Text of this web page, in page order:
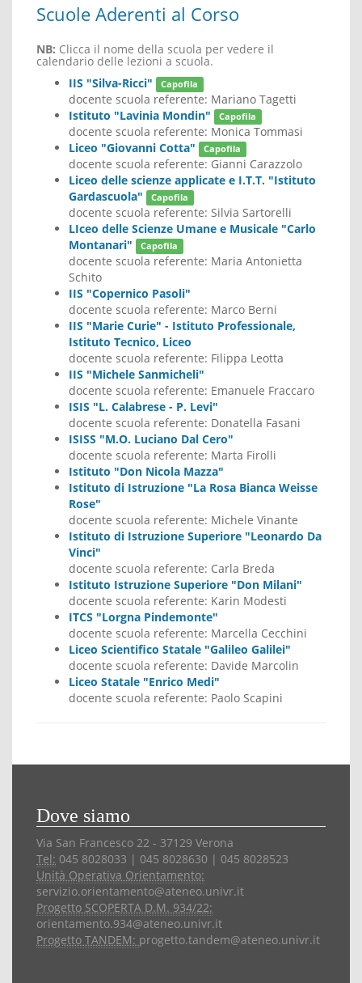
Scuole Aderenti al Corso
NB: Clicca il nome della scuola per vedere il
calendario delle lezioni a scuola.
IIS "Silva-Ricci"
Capofila
docente scuola referente: Mariano Tagetti
Istituto "Lavinia Mondin"
Capofila
docente scuola referente: Monica Tommasi
Liceo "Giovanni Cotta"
Capofila
docente scuola referente: Gianni Carazzolo
Liceo delle scienze applicate e I.T.T. "Istituto
Gardascuola"
Capofila
docente scuola referente: Silvia Sartorelli
LIceo delle Scienze Umane e Musicale "Carlo
Montanari"
Capofila
docente scuola referente: Maria Antonietta
Schito
IIS "Copernico Pasoli"
docente scuola referente: Marco Berni
IIS "Marie Curie" - Istituto Professionale,
Istituto Tecnico, Liceo
docente scuola referente: Filippa Leotta
IIS "Michele Sanmicheli"
docente scuola referente: Emanuele Fraccaro
ISIS "L. Calabrese - P. Levi"
docente scuola referente: Donatella Fasani
ISISS "M.O. Luciano Dal Cero"
docente scuola referente: Marta Firolli
Istituto "Don Nicola Mazza"
Istituto di Istruzione "La Rosa Bianca Weisse
Rose"
docente scuola referente: Michele Vinante
Istituto di Istruzione Superiore "Leonardo Da
Vinci"
docente scuola referente: Carla Breda
Istituto Istruzione Superiore "Don Milani"
docente scuola referente: Karin Modesti
ITCS "Lorgna Pindemonte"
docente scuola referente: Marcella Cecchini
Liceo Scientifico Statale "Galileo Galilei"
docente scuola referente: Davide Marcolin
Liceo Statale "Enrico Medi"
docente scuola referente: Paolo Scapini
Dove siamo
Via San Francesco 22 - 37129 Verona
Tel: 045 8028033 | 045 8028630 | 045 8028523
Unità Operativa Orientamento:
servizio.orientamento@ateneo.univr.it
Progetto SCOPERTA D.M. 934/22:
orientamento.934@ateneo.univr.it
Progetto TANDEM: progetto.tandem@ateneo.univr.it